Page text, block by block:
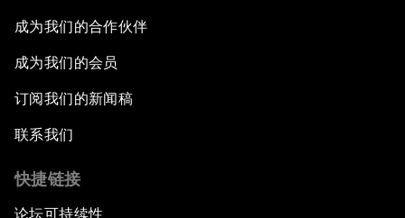
成为我们的合作伙伴
成为我们的会员
订阅我们的新闻稿
联系我们
快捷链接
论坛可持续性